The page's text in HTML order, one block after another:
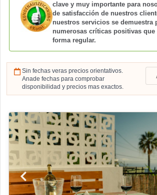
clave y muy importante para
de satisfacción de nuestros
nuestros servicios se demuestra
numerosas críticas positivas
forma regular.
Sin fechas veras precios orientativos.
Anade fechas para comprobar
disponibilidad y precios mas exactos.